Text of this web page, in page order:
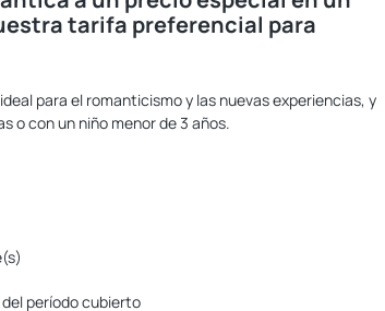
tarifa preferencial para
para el romanticismo y las nuevas experiencias, y
o con un niño menor de 3 años.
período cubierto